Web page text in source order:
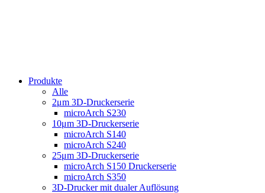
Produkte
Alle
2μm 3D-Druckerserie
microArch S230
10μm 3D-Druckerserie
microArch S140
microArch S240
25μm 3D-Druckerserie
microArch S150 Druckerserie
microArch S350
3D-Drucker mit dualer Auflösung